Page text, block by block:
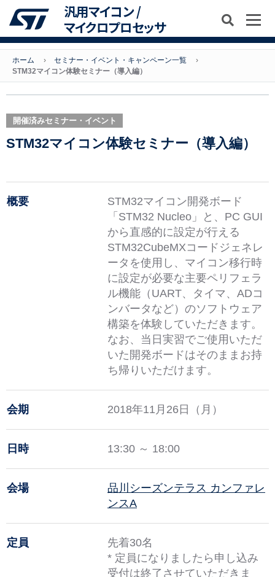
汎用マイコン /
マイクロプロセッサ
ホーム
セミナー・イベント・キャンペーン一覧
STM32マイコン体験セミナー（導入編）
開催済みセミナー・イベント
STM32マイコン体験セミナー（導入編）
概要
STM32マイコン開発ボード
「STM32 Nucleo」と、PC GUI
から直感的に設定が行える
STM32CubeMXコードジェネレ
ータを使用し、マイコン移行時
に設定が必要な主要ペリフェラ
ル機能（UART、タイマ、ADコ
ンバータなど）のソフトウェア
構築を体験していただきます。
なお、当日実習でご使用いただ
いた開発ボードはそのままお持
ち帰りいただけます。
会期 2018年11月26日（月）
日時 13:30 ～ 18:00
会場
品川シーズンテラス カンファレ
ンスA
定員
先着30名
* 定員になりましたら申し込み
受付は終了させていただきま